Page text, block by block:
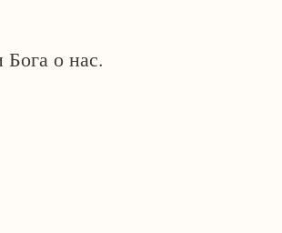
о нас.